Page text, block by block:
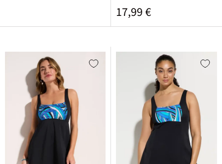
Običajna cena
17,99 €